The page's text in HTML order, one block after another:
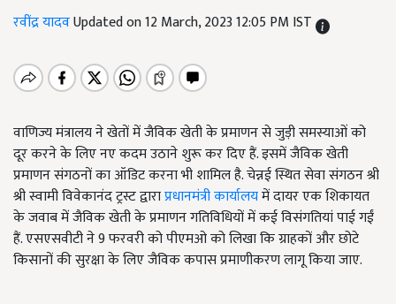
रवींद्र यादवUpdated on 12 March, 2023 12:05 PM IST
वाणिज्य मंत्रालय ने खेतों में जैविक खेती के प्रमाणन से जुड़ी समस्याओं को
दूर करने के लिए नए कदम उठाने शुरू कर दिए हैं. इसमें जैविक खेती
प्रमाणन संगठनों का ऑडिट करना भी शामिल है. चेन्नई स्थित सेवा संगठन श्री
श्री स्वामी विवेकानंद ट्रस्ट द्वाराप्रधानमंत्री कार्यालयमें दायर एक शिकायत
के जवाब में जैविक खेती के प्रमाणन गतिविधियों में कई विसंगतियां पाई गईं
हैं. एसएसवीटी ने 9 फरवरी को पीएमओ को लिखा कि ग्राहकों और छोटे
किसानों की सुरक्षा के लिए जैविक कपास प्रमाणीकरण लागू किया जाए.